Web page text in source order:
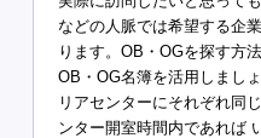
などの人脈では希望する企
ります。OB・OGを探す方
OB・OG名簿を活用しまし
リアセンターにそれぞれ同
ンター開室時間内であれば